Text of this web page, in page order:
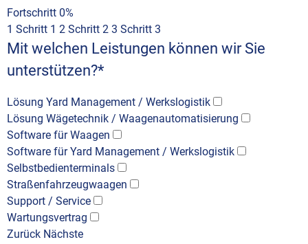
Fortschritt 0%
1 Schritt 1 2 Schritt 2 3 Schritt 3
Mit welchen Leistungen können wir Sie
unterstützen?*
Lösung Yard Management / Werkslogistik
Lösung Wägetechnik / Waagenautomatisierung
Software für Waagen
Software für Yard Management / Werkslogistik
Selbstbedienterminals
Straßenfahrzeugwaagen
Support / Service
Wartungsvertrag
Zurück Nächste